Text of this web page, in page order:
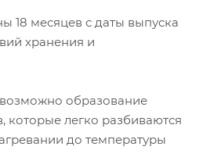
18 месяцев с даты выпуска
хранения и
образование
которые легко разбиваются
до температуры